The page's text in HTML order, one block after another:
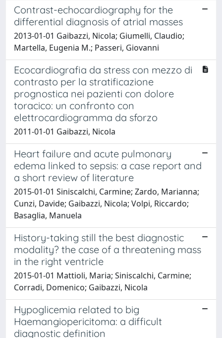
Contrast-echocardiography for the
differential diagnosis of atrial masses
2013-01-01 Gaibazzi, Nicola; Giumelli, Claudio;
Martella, Eugenia M.; Passeri, Giovanni
Ecocardiografia da stress con mezzo di
contrasto per la stratificazione
prognostica nei pazienti con dolore
toracico: un confronto con
elettrocardiogramma da sforzo
2011-01-01 Gaibazzi, Nicola
Heart failure and acute pulmonary
edema linked to sepsis: a case report and
a short review of literature
2015-01-01 Siniscalchi, Carmine; Zardo, Marianna;
Cunzi, Davide; Gaibazzi, Nicola; Volpi, Riccardo;
Basaglia, Manuela
History-taking still the best diagnostic
modality? the case of a threatening mass
in the right ventricle
2015-01-01 Mattioli, Maria; Siniscalchi, Carmine;
Corradi, Domenico; Gaibazzi, Nicola
Hypoglicemia related to big
Haemangiopericitoma: a difficult
diagnostic definition